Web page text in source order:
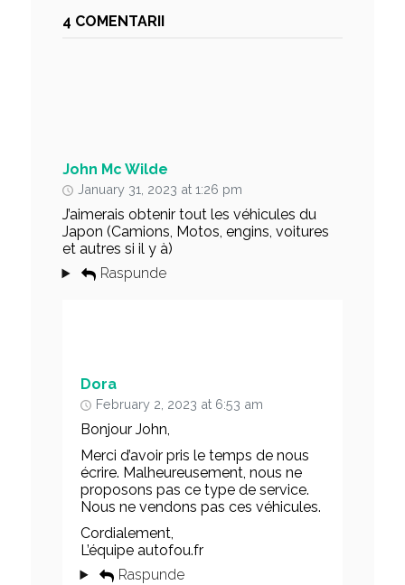
4 COMENTARII
John Mc Wilde
January 31, 2023 at 1:26 pm
J’aimerais obtenir tout les véhicules du
Japon (Camions, Motos, engins, voitures
et autres si il y à)
Raspunde
Dora
February 2, 2023 at 6:53 am
Bonjour John,
Merci d’avoir pris le temps de nous
écrire. Malheureusement, nous ne
proposons pas ce type de service.
Nous ne vendons pas ces véhicules.
Cordialement,
L’équipe autofou.fr
Raspunde